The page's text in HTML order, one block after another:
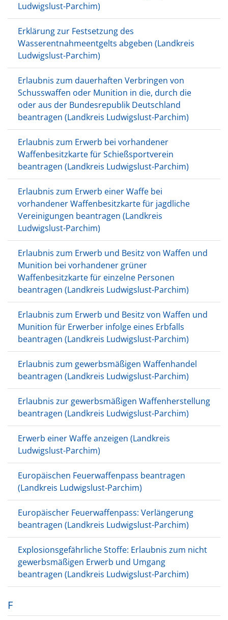
Ludwigslust-Parchim)
Erklärung zur Festsetzung des
Wasserentnahmeentgelts abgeben (Landkreis
Ludwigslust-Parchim)
Erlaubnis zum dauerhaften Verbringen von
Schusswaffen oder Munition in die, durch die
oder aus der Bundesrepublik Deutschland
beantragen (Landkreis Ludwigslust-Parchim)
Erlaubnis zum Erwerb bei vorhandener
Waffenbesitzkarte für Schießsportverein
beantragen (Landkreis Ludwigslust-Parchim)
Erlaubnis zum Erwerb einer Waffe bei
vorhandener Waffenbesitzkarte für jagdliche
Vereinigungen beantragen (Landkreis
Ludwigslust-Parchim)
Erlaubnis zum Erwerb und Besitz von Waffen und
Munition bei vorhandener grüner
Waffenbesitzkarte für einzelne Personen
beantragen (Landkreis Ludwigslust-Parchim)
Erlaubnis zum Erwerb und Besitz von Waffen und
Munition für Erwerber infolge eines Erbfalls
beantragen (Landkreis Ludwigslust-Parchim)
Erlaubnis zum gewerbsmäßigen Waffenhandel
beantragen (Landkreis Ludwigslust-Parchim)
Erlaubnis zur gewerbsmäßigen Waffenherstellung
beantragen (Landkreis Ludwigslust-Parchim)
Erwerb einer Waffe anzeigen (Landkreis
Ludwigslust-Parchim)
Europäischen Feuerwaffenpass beantragen
(Landkreis Ludwigslust-Parchim)
Europäischer Feuerwaffenpass: Verlängerung
beantragen (Landkreis Ludwigslust-Parchim)
Explosionsgefährliche Stoffe: Erlaubnis zum nicht
gewerbsmäßigen Erwerb und Umgang
beantragen (Landkreis Ludwigslust-Parchim)
F